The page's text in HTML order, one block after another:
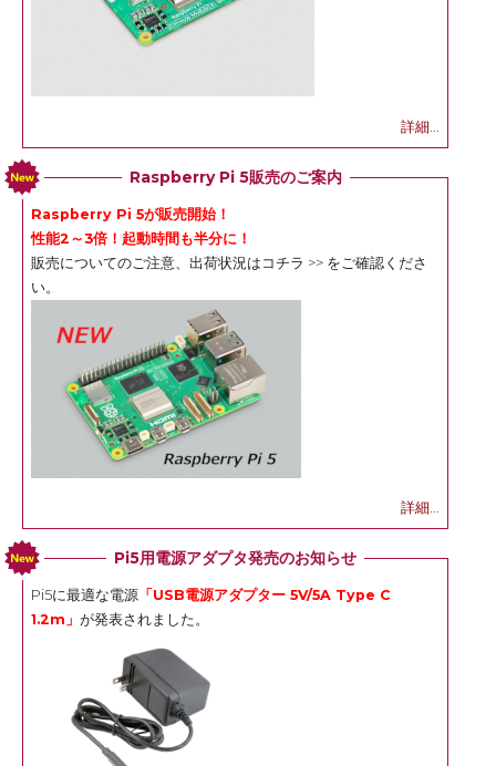
詳細...
Raspberry Pi 5販売のご案内
Raspberry Pi 5が販売開始！
性能2～3倍！起動時間も半分に！
販売についてのご注意、出荷状況は コチラ >> をご確認くださ
い。
詳細...
Pi5用電源アダプタ発売のお知らせ
Pi5に最適な電源 「USB電源アダプター 5V/5A Type C
1.2m」 が発表されました。